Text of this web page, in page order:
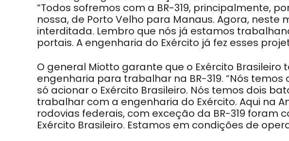
“Todos sofremos com a BR-319, principalmente,
nossa, de Porto Velho para Manaus. Agora,
interditada. Lembro que nós já estamos
portais. A engenharia do Exército já fez esses
O general Miotto garante que o Exército
engenharia para trabalhar na BR-319. “Nós temos
só acionar o Exército Brasileiro. Nós temos dois
trabalhar com a engenharia do Exército. Aqui na
rodovias federais, com exceção da BR-319 foram
Exército Brasileiro. Estamos em condições de